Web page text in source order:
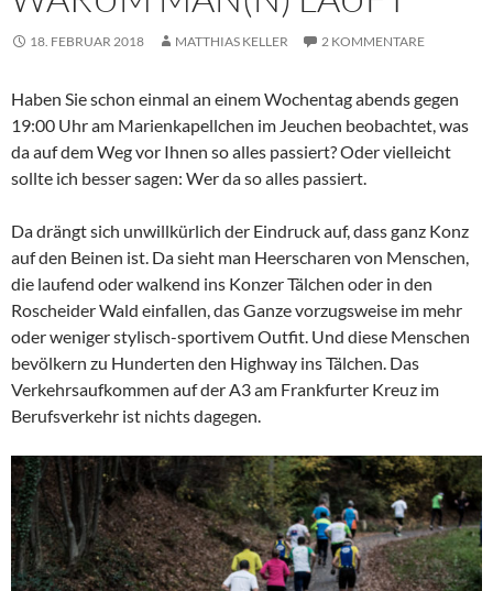
18. FEBRUAR 2018 MATTHIAS KELLER 2 KOMMENTARE
Haben Sie schon einmal an einem Wochentag abends gegen
19:00 Uhr am Marienkapellchen im Jeuchen beobachtet, was
da auf dem Weg vor Ihnen so alles passiert? Oder vielleicht
sollte ich besser sagen: Wer da so alles passiert.
Da drängt sich unwillkürlich der Eindruck auf, dass ganz Konz
auf den Beinen ist. Da sieht man Heerscharen von Menschen,
die laufend oder walkend ins Konzer Tälchen oder in den
Roscheider Wald einfallen, das Ganze vorzugsweise im mehr
oder weniger stylisch-sportivem Outfit. Und diese Menschen
bevölkern zu Hunderten den Highway ins Tälchen. Das
Verkehrsaufkommen auf der A3 am Frankfurter Kreuz im
Berufsverkehr ist nichts dagegen.